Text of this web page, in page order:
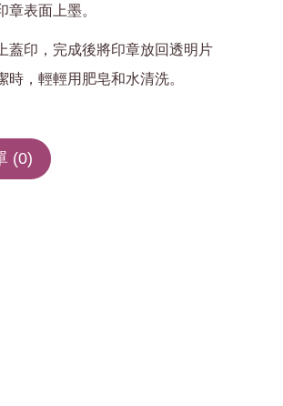
章表面上墨。
蓋印，完成後將印章放回透明片
時，輕輕用肥皂和水清洗。
(0)